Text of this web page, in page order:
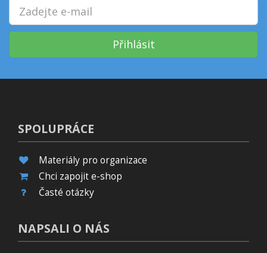
Přihlásit
SPOLUPRÁCE
Materiály pro organizace
Chci zapojit e-shop
Časté otázky
NAPSALI O NÁS